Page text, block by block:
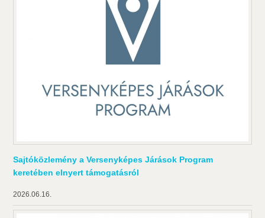
Sajtóközlemény a Versenyképes Járások Program
keretében elnyert támogatásról
2026.06.16.